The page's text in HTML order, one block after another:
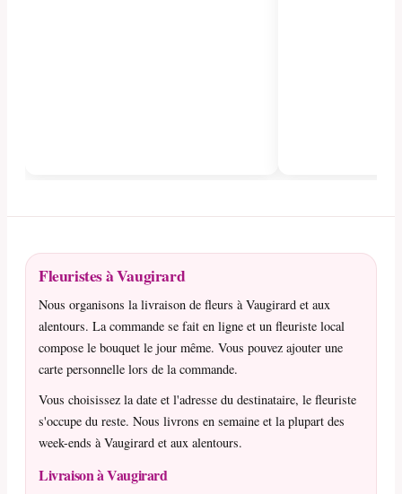
Fleuristes à Vaugirard
Nous organisons la livraison de fleurs à Vaugirard et aux
alentours. La commande se fait en ligne et un fleuriste local
compose le bouquet le jour même. Vous pouvez ajouter une
carte personnelle lors de la commande.
Vous choisissez la date et l'adresse du destinataire, le fleuriste
s'occupe du reste. Nous livrons en semaine et la plupart des
week-ends à Vaugirard et aux alentours.
Livraison à Vaugirard